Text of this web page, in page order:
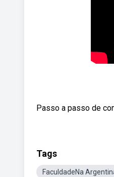
Passo a passo de
Tags
FaculdadeNa